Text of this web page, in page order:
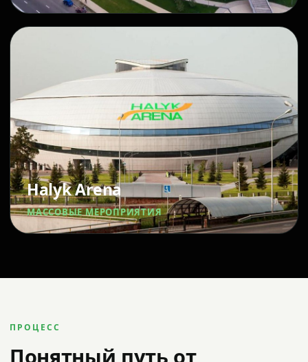
Halyk Arena
МАССОВЫЕ МЕРОПРИЯТИЯ
ПРОЦЕСС
Понятный путь от